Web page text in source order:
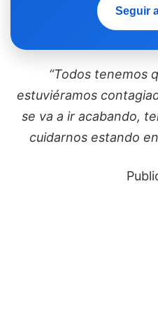
Seguir
“Todos tenemos
estuviéramos
se va a ir acabando,
cuidarnos estando